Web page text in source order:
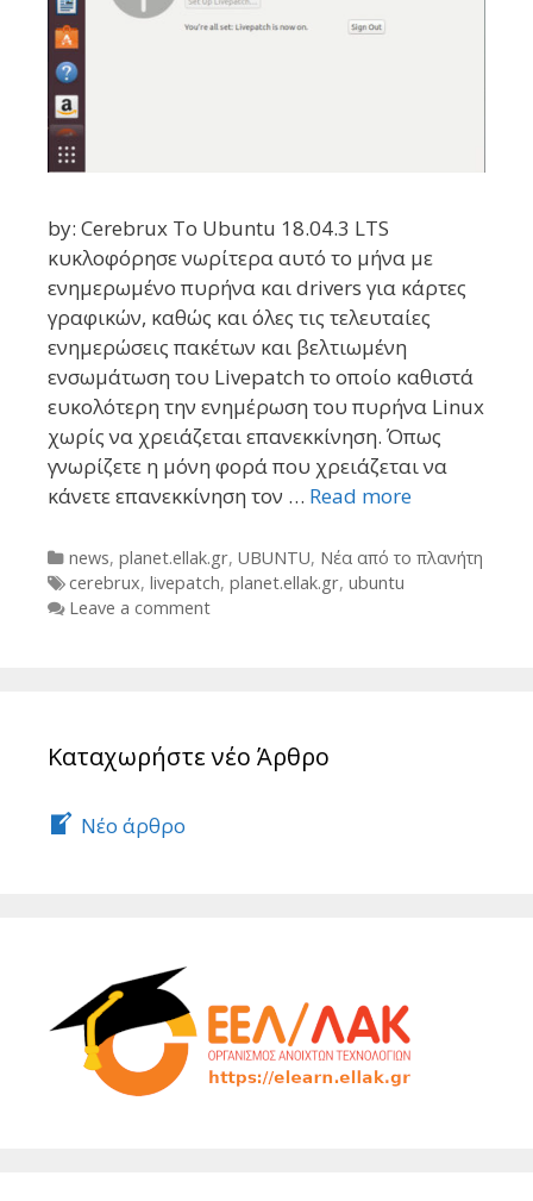
by: Cerebrux Το Ubuntu 18.04.3 LTS
κυκλοφόρησε νωρίτερα αυτό το μήνα με
ενημερωμένο πυρήνα και drivers για κάρτες
γραφικών, καθώς και όλες τις τελευταίες
ενημερώσεις πακέτων και βελτιωμένη
ενσωμάτωση του Livepatch το οποίο καθιστά
ευκολότερη την ενημέρωση του πυρήνα Linux
χωρίς να χρειάζεται επανεκκίνηση. Όπως
γνωρίζετε η μόνη φορά που χρειάζεται να
κάνετε επανεκκίνηση τον … Read more
Categories
news, planet.ellak.gr, UBUNTU, Νέα από το πλανήτη
Tags
cerebrux, livepatch, planet.ellak.gr, ubuntu
Leave a comment
Καταχωρήστε νέο Άρθρο
Νέο άρθρο